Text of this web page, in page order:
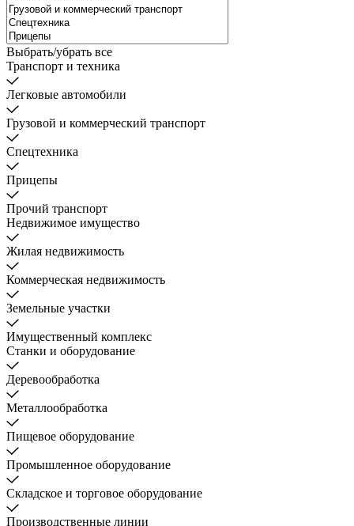
Выбрать/убрать все
Транспорт и техника
Легковые автомобили
Грузовой и коммерческий транспорт
Спецтехника
Прицепы
Прочий транспорт
Недвижимое имущество
Жилая недвижимость
Коммерческая недвижимость
Земельные участки
Имущественный комплекс
Станки и оборудование
Деревообработка
Металлообработка
Пищевое оборудование
Промышленное оборудование
Складское и торговое оборудование
Производственные линии